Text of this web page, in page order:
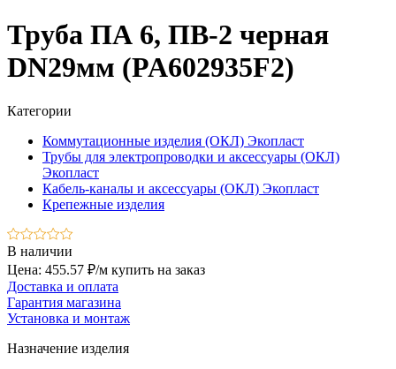
Труба ПА 6, ПВ-2 черная
DN29мм (PA602935F2)
Категории
Коммутационные изделия (ОКЛ) Экопласт
Трубы для электропроводки и аксессуары (ОКЛ)
Экопласт
Кабель-каналы и аксессуары (ОКЛ) Экопласт
Крепежные изделия
В наличии
Цена: 455.57 ₽/м купить на заказ
Доставка и оплата
Гарантия магазина
Установка и монтаж
Назначение изделия